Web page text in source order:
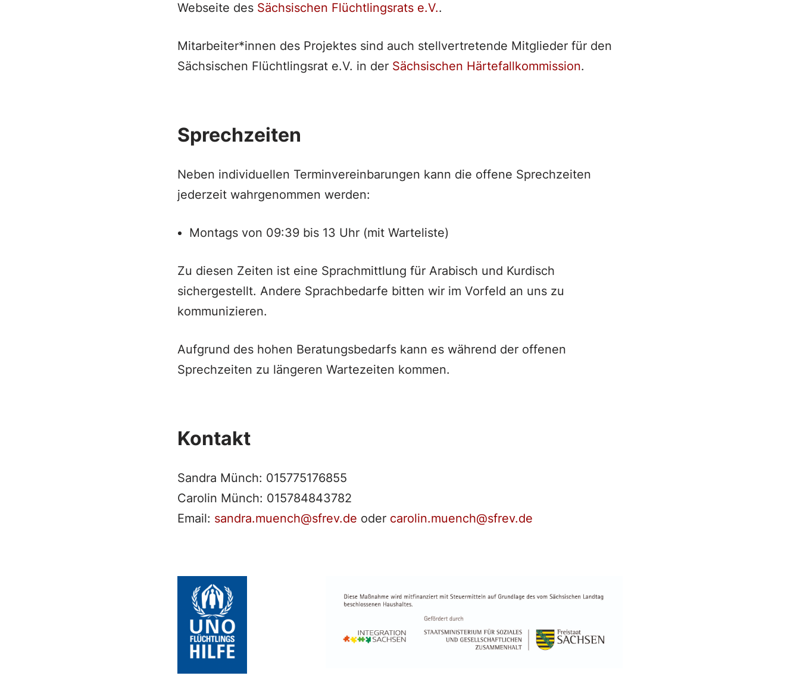
Webseite des Sächsischen Flüchtlingsrats e.V..
Mitarbeiter*innen des Projektes sind auch stellvertretende Mitglieder für den
Sächsischen Flüchtlingsrat e.V. in der Sächsischen Härtefallkommission.
Sprechzeiten
Neben individuellen Terminvereinbarungen kann die offene Sprechzeiten
jederzeit wahrgenommen werden:
Montags von 09:39 bis 13 Uhr (mit Warteliste)
Zu diesen Zeiten ist eine Sprachmittlung für Arabisch und Kurdisch
sichergestellt. Andere Sprachbedarfe bitten wir im Vorfeld an uns zu
kommunizieren.
Aufgrund des hohen Beratungsbedarfs kann es während der offenen
Sprechzeiten zu längeren Wartezeiten kommen.
Kontakt
Sandra Münch: 015775176855
Carolin Münch: 015784843782
Email: sandra.muench@sfrev.de oder carolin.muench@sfrev.de